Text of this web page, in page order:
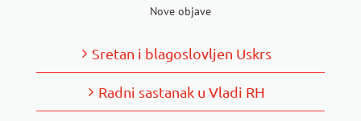
Nove objave
Sretan i blagoslovljen Uskrs
Radni sastanak u Vladi RH